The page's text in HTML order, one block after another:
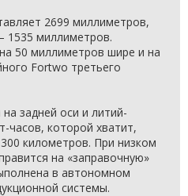
2699 миллиметров,
1535 миллиметров.
50 миллиметров шире и на
Fortwo третьего
задней оси и литий-
часов, которой хватит,
километров. При низком
на «заправочную»
в автономном
системы.